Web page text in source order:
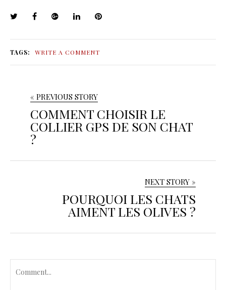
TAGS: WRITE A COMMENT
« PREVIOUS STORY
COMMENT CHOISIR LE
COLLIER GPS DE SON CHAT
?
NEXT STORY »
POURQUOI LES CHATS
AIMENT LES OLIVES ?